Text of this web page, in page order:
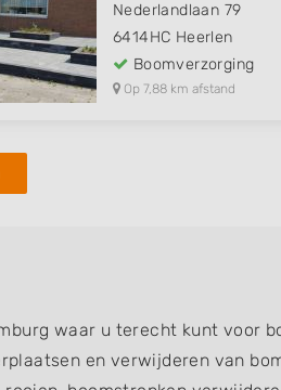
Nederlandlaan 79
6414HC Heerlen
Boomverzorging
Op 7,88 km afstand
waar u terecht kunt voor
en verwijderen van